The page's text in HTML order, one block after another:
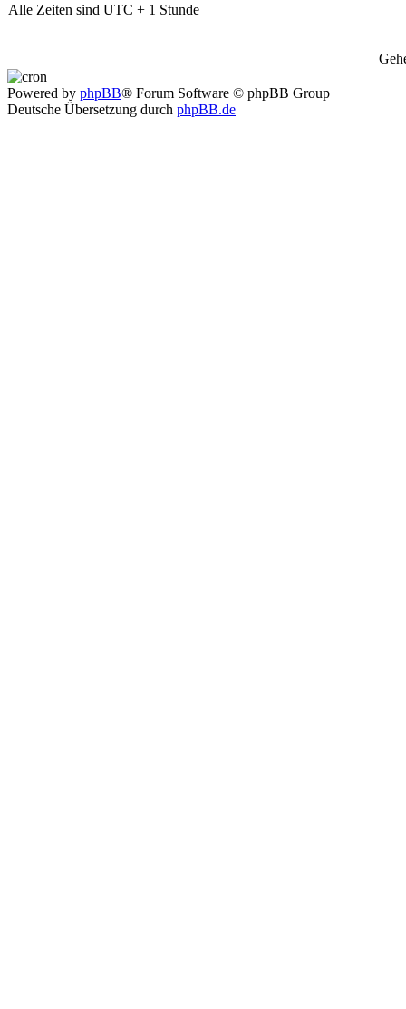
Alle Zeiten sind UTC + 1 Stunde
Powered by phpBB® Forum Software © phpBB Group
Deutsche Übersetzung durch phpBB.de